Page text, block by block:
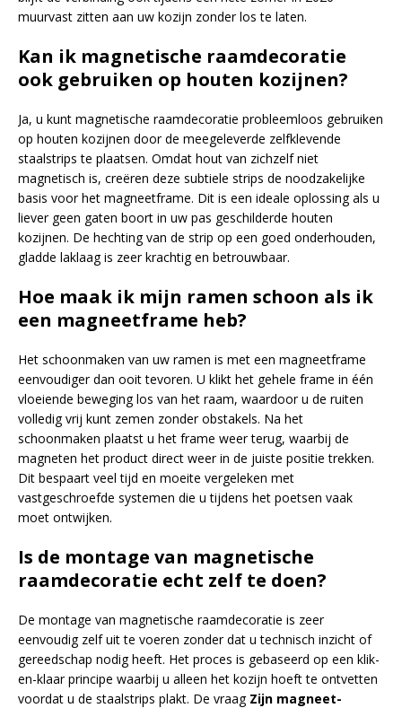
muurvast zitten aan uw kozijn zonder los te laten.
Kan ik magnetische raamdecoratie
ook gebruiken op houten kozijnen?
Ja, u kunt magnetische raamdecoratie probleemloos gebruiken
op houten kozijnen door de meegeleverde zelfklevende
staalstrips te plaatsen. Omdat hout van zichzelf niet
magnetisch is, creëren deze subtiele strips de noodzakelijke
basis voor het magneetframe. Dit is een ideale oplossing als u
liever geen gaten boort in uw pas geschilderde houten
kozijnen. De hechting van de strip op een goed onderhouden,
gladde laklaag is zeer krachtig en betrouwbaar.
Hoe maak ik mijn ramen schoon als ik
een magneetframe heb?
Het schoonmaken van uw ramen is met een magneetframe
eenvoudiger dan ooit tevoren. U klikt het gehele frame in één
vloeiende beweging los van het raam, waardoor u de ruiten
volledig vrij kunt zemen zonder obstakels. Na het
schoonmaken plaatst u het frame weer terug, waarbij de
magneten het product direct weer in de juiste positie trekken.
Dit bespaart veel tijd en moeite vergeleken met
vastgeschroefde systemen die u tijdens het poetsen vaak
moet ontwijken.
Is de montage van magnetische
raamdecoratie echt zelf te doen?
De montage van magnetische raamdecoratie is zeer
eenvoudig zelf uit te voeren zonder dat u technisch inzicht of
gereedschap nodig heeft. Het proces is gebaseerd op een klik-
en-klaar principe waarbij u alleen het kozijn hoeft te ontvetten
voordat u de staalstrips plakt. De vraag Zijn magneet-